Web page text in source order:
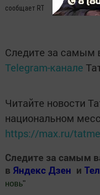
сообщает RT
Следите за самым
Telegram-канале
Читайте новости
национальном
https://max.ru/
Следите за самым
в Яндекс Дзен и
новь"